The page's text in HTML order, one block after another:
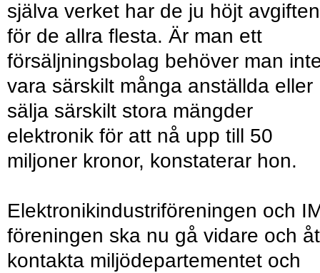
själva verket har de ju höjt avgiften
för de allra flesta. Är man ett
försäljningsbolag behöver man
vara särskilt många anställda eller
sälja särskilt stora mängder
elektronik för att nå upp till 50
miljoner kronor, konstaterar hon.
Elektronikindustriföreningen och
föreningen ska nu gå vidare och
kontakta miljödepartementet och